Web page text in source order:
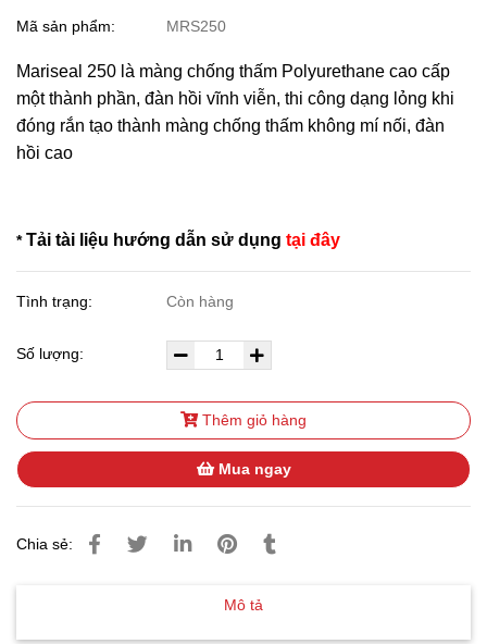
Mã sản phẩm: MRS250
Mariseal 250 là màng chống thấm Polyurethane cao cấp
một thành phần, đàn hồi vĩnh viễn, thi công dạng lỏng khi
đóng rắn tạo thành màng chống thấm không mí nối, đàn
hồi cao
*Tải tài liệu hướng dẫn sử dụng tại đây
Tình trạng: Còn hàng
Số lượng:
Thêm giỏ hàng
Mua ngay
Chia sẻ:
Mô tả